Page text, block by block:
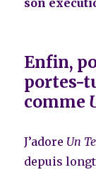
Enfin,
portes-
comme
J’adore Un
depuis